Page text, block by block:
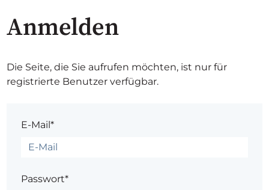
Anmelden
Die Seite, die Sie aufrufen möchten, ist nur für
registrierte Benutzer verfügbar.
E-Mail*
Passwort*